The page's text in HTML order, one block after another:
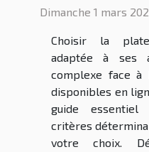
Dimanche 1 mars
Choisir la
adaptée à ses
complexe face à
disponibles en
guide
critères
votre choix.